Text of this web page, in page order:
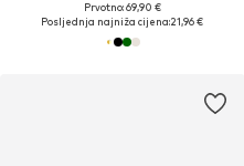
Prvotno: 69,90 €
Posljednja najniža cijena:21,96 €